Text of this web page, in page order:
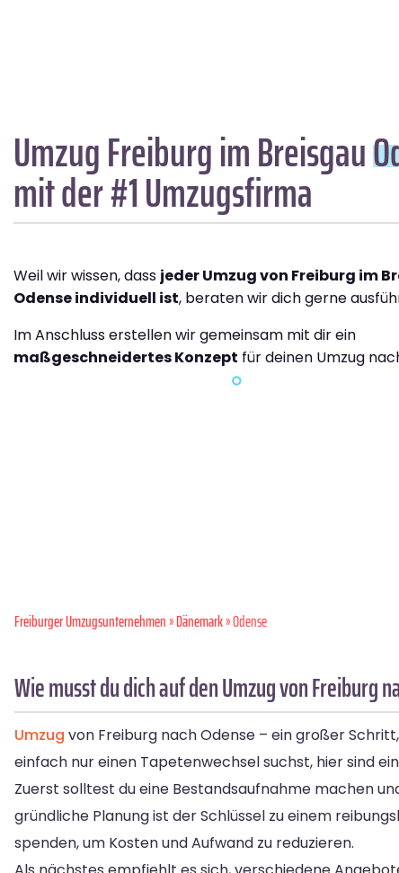
Umzug Freiburg im Breisgau
mit der #1 Umzugsfirma
Weil wir wissen, dass jeder Umzug von Freiburg im
Odense individuell ist, beraten wir dich gerne
Im Anschluss erstellen wir gemeinsam mit dir ein
maßgeschneidertes Konzept für deinen Umzug
Freiburger Umzugsunternehmen»Dänemark» Odense
Wie musst du dich auf den Umzug von Freiburg
Umzug von Freiburg nach Odense – ein großer
einfach nur einen Tapetenwechsel suchst, hier sind
Zuerst solltest du eine Bestandsaufnahme machen
gründliche Planung ist der Schlüssel zu einem
spenden, um Kosten und Aufwand zu reduzieren.